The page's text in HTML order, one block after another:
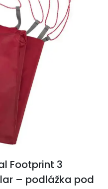
Footprint 3
– podlážka pod